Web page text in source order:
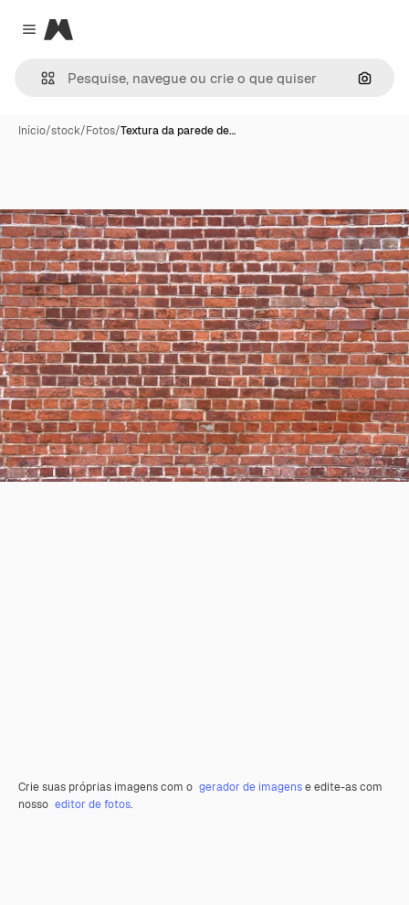
Close menu
Magnific
Início/stock/Fotos/Textura da parede de…
Crie suas próprias imagens com o gerador de imagense edite-as com
nosso editor de fotos.